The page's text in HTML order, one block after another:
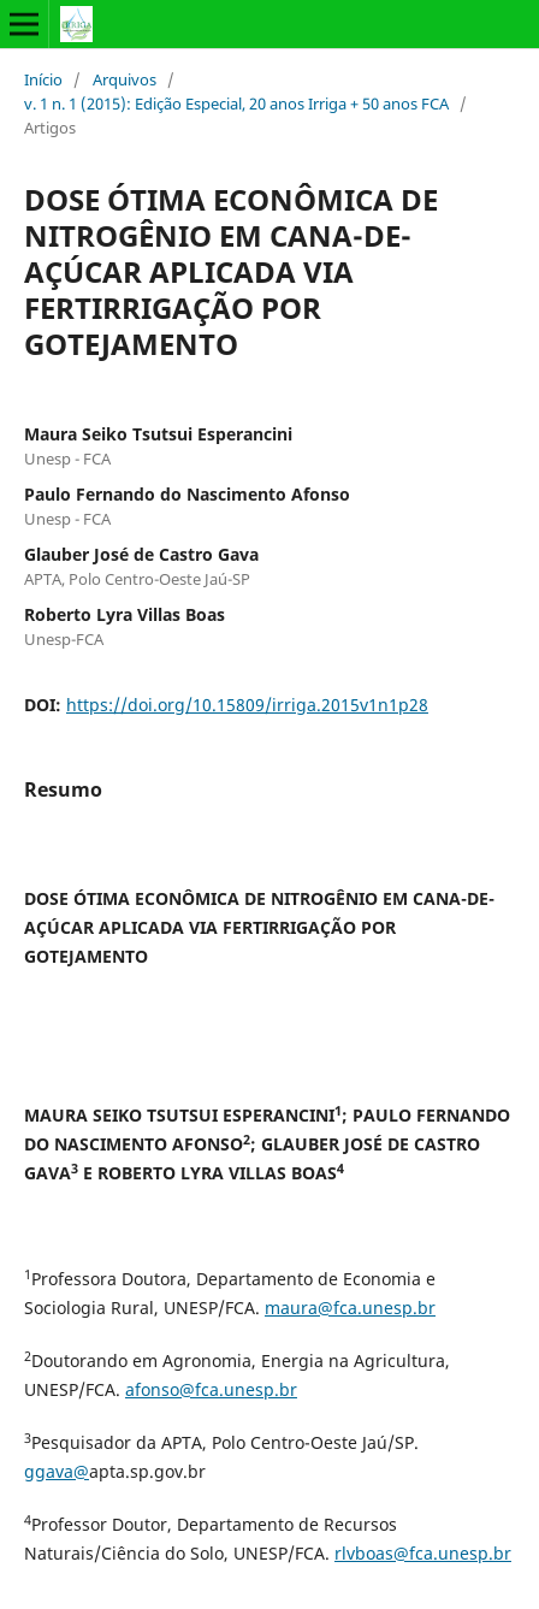
Início / Arquivos /
v. 1 n. 1 (2015): Edição Especial, 20 anos Irriga + 50 anos FCA /
Artigos
DOSE ÓTIMA ECONÔMICA DE
NITROGÊNIO EM CANA-DE-
AÇÚCAR APLICADA VIA
FERTIRRIGAÇÃO POR
GOTEJAMENTO
Maura Seiko Tsutsui Esperancini
Unesp - FCA
Paulo Fernando do Nascimento Afonso
Unesp - FCA
Glauber José de Castro Gava
APTA, Polo Centro-Oeste Jaú-SP
Roberto Lyra Villas Boas
Unesp-FCA
DOI: https://doi.org/10.15809/irriga.2015v1n1p28
Resumo
DOSE ÓTIMA ECONÔMICA DE NITROGÊNIO EM CANA-DE-
AÇÚCAR APLICADA VIA FERTIRRIGAÇÃO POR
GOTEJAMENTO
MAURA SEIKO TSUTSUI ESPERANCINI1; PAULO FERNANDO
DO NASCIMENTO AFONSO2; GLAUBER JOSÉ DE CASTRO
GAVA3E ROBERTO LYRA VILLAS BOAS4
1 Professora Doutora, Departamento de Economia e
Sociologia Rural, UNESP/FCA. maura@fca.unesp.br
2Doutorando em Agronomia, Energia na Agricultura,
UNESP/FCA. afonso@fca.unesp.br
3Pesquisador da APTA, Polo Centro-Oeste Jaú/SP.
ggava@apta.sp.gov.br
4Professor Doutor, Departamento de Recursos
Naturais/Ciência do Solo, UNESP/FCA. rlvboas@fca.unesp.br